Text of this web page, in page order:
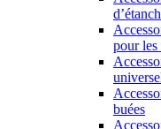
pour les
buées